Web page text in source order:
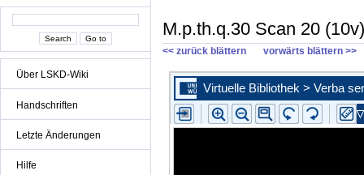
Über LSKD-Wiki
Handschriften
Letzte Änderungen
Hilfe
M.p.th.q.30 Scan 20 (10v)
<< zurück blättern vorwärts blättern >>